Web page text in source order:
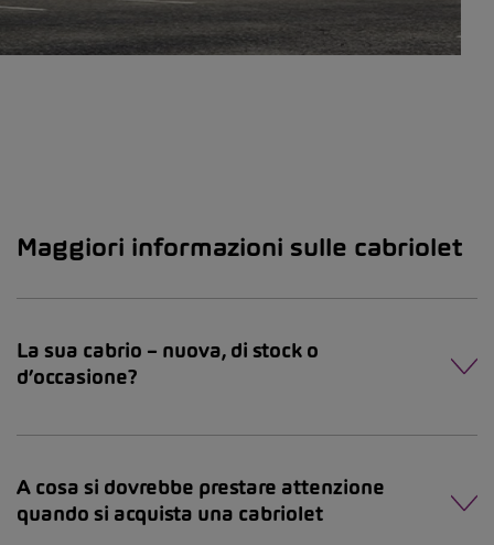
Maggiori informazioni sulle cabriolet
La sua cabrio – nuova, di stock o
d’occasione?
A cosa si dovrebbe prestare attenzione
quando si acquista una cabriolet